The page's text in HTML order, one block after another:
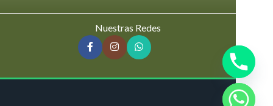
Nuestras Redes